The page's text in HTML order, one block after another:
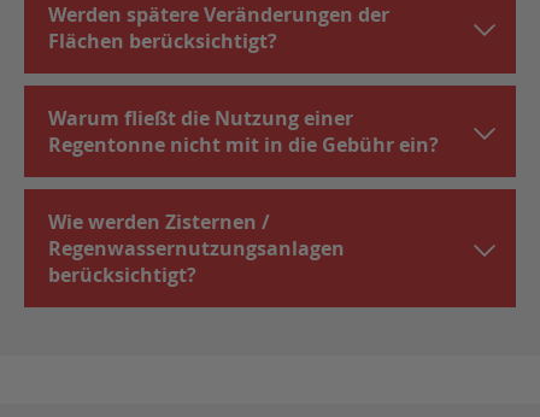
Werden spätere Veränderungen der
Flächen berücksichtigt?
Warum fließt die Nutzung einer
Regentonne nicht mit in die Gebühr ein?
Wie werden Zisternen /
Regenwassernutzungsanlagen
berücksichtigt?